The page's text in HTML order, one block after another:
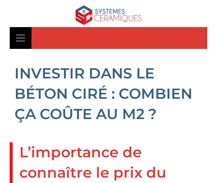
INVESTIR DANS LE
BÉTON CIRÉ : COMBIEN
ÇA COÛTE AU M2 ?
L’importance de
connaître le prix du